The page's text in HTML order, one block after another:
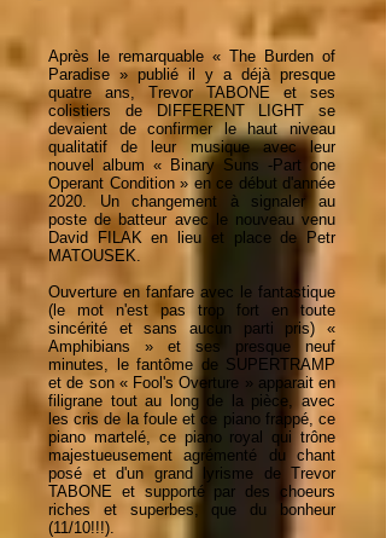
Après le remarquable « The Burden of
Paradise » publié il y a déjà presque
quatre ans, Trevor TABONE et ses
colistiers de DIFFERENT LIGHT se
devaient de confirmer le haut niveau
qualitatif de leur musique avec leur
nouvel album « Binary Suns -Part one
Operant Condition » en ce début d'année
2020. Un changement à signaler au
poste de batteur avec le nouveau venu
David FILAK en lieu et place de Petr
MATOUSEK.
Ouverture en fanfare avec le fantastique
(le mot n'est pas trop fort en toute
sincérité et sans aucun parti pris) «
Amphibians » et ses presque neuf
minutes, le fantôme de SUPERTRAMP
et de son « Fool's Overture » apparait en
filigrane tout au long de la pièce, avec
les cris de la foule et ce piano frappé, ce
piano martelé, ce piano royal qui trône
majestueusement agrémenté du chant
posé et d'un grand lyrisme de Trevor
TABONE et supporté par des choeurs
riches et superbes, que du bonheur
(11/10!!!).